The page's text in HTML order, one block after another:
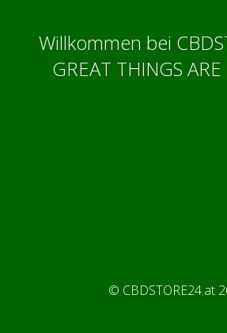
Willkommen bei
GREAT THINGS
© CBDSTORE24.at